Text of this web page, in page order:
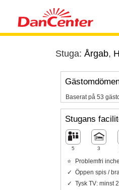
Stuga: Årgab,
Baserat på 53
Stugans
5 3
Problemfri
Öppen spis /
Tysk TV: minst